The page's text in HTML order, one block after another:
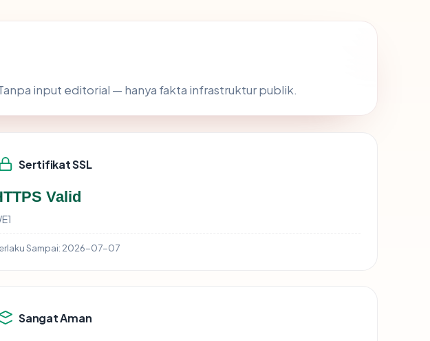
input editorial — hanya fakta infrastruktur publik.
Sertifikat SSL
Valid
Sampai: 2026-07-07
Sangat Aman